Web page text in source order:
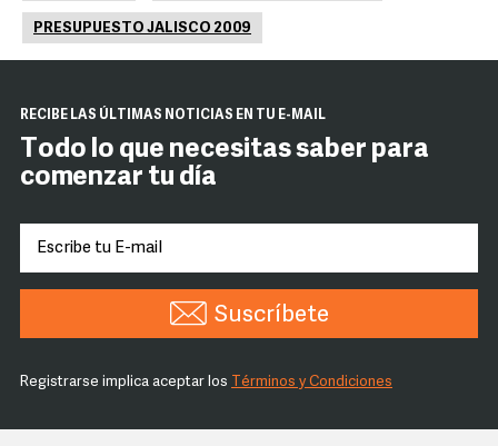
PRESUPUESTO JALISCO 2009
RECIBE LAS ÚLTIMAS NOTICIAS EN TU E-MAIL
Todo lo que necesitas saber para
comenzar tu día
Suscríbete
Registrarse implica aceptar los Términos y Condiciones